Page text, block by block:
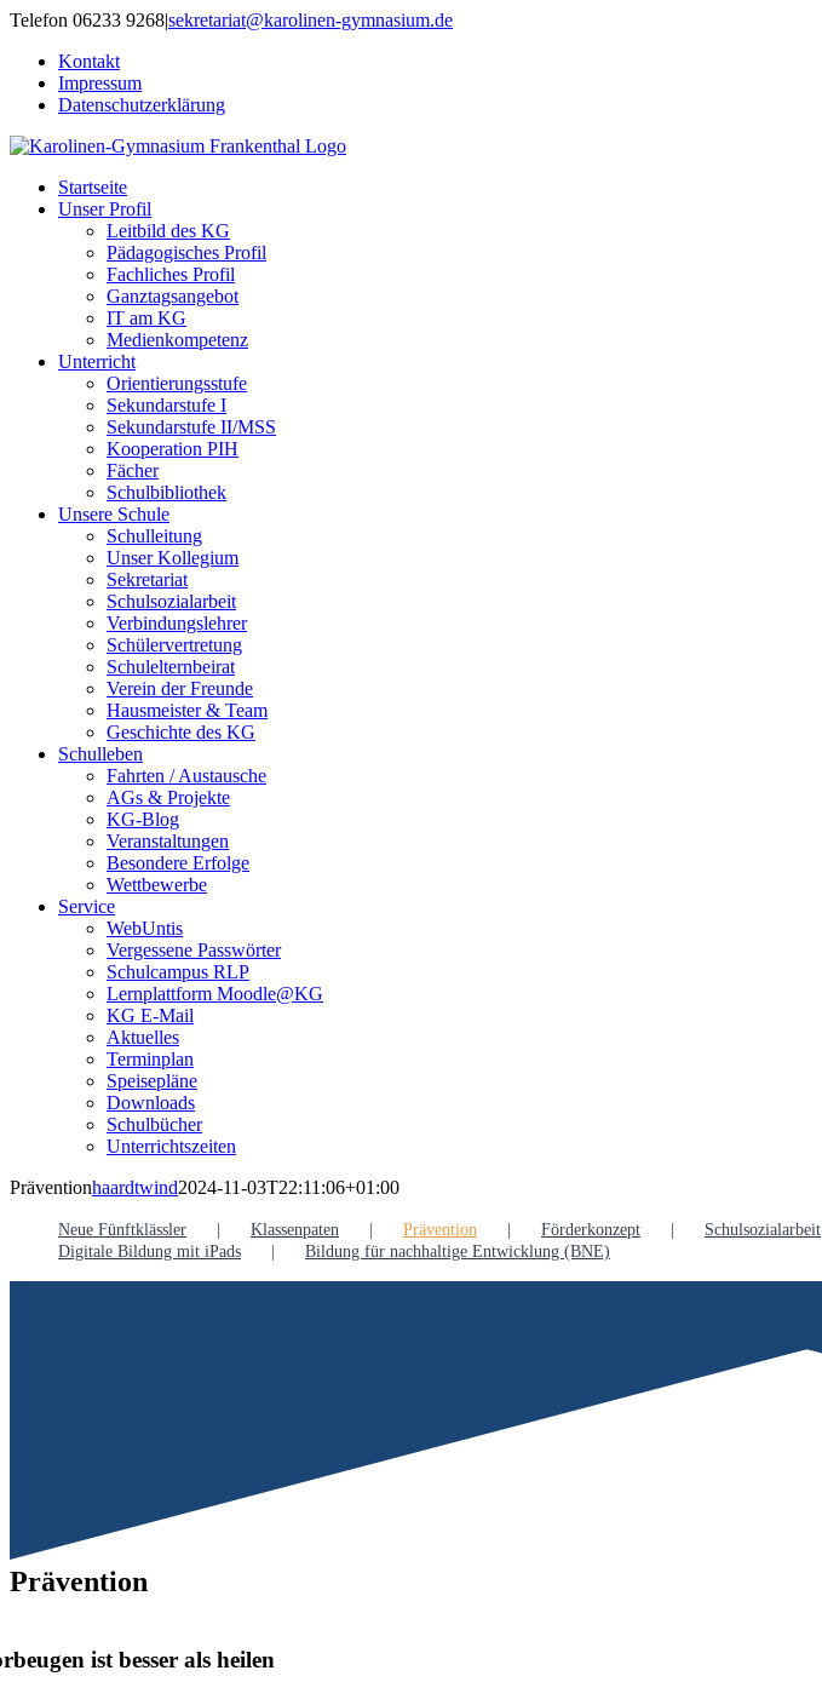
Zum
springen
Telefon 06233 9268|sekretariat@karolinen-gymnasium.de
Kontakt
Impressum
Datenschutzerklärung
Startseite
Unser Profil
Leitbild des KG
Pädagogisches Profil
Fachliches Profil
Ganztagsangebot
IT am KG
Medienkompetenz
Unterricht
Orientierungsstufe
Sekundarstufe I
Sekundarstufe II/MSS
Kooperation PIH
Fächer
Schulbibliothek
Unsere Schule
Schulleitung
Unser Kollegium
Sekretariat
Schulsozialarbeit
Verbindungslehrer
Schülervertretung
Schulelternbeirat
Verein der Freunde
Hausmeister & Team
Geschichte des KG
Schulleben
Fahrten / Austausche
AGs & Projekte
KG-Blog
Veranstaltungen
Besondere Erfolge
Wettbewerbe
Service
WebUntis
Vergessene Passwörter
Schulcampus RLP
Lernplattform Moodle@KG
KG E-Mail
Aktuelles
Terminplan
Speisepläne
Downloads
Schulbücher
Unterrichtszeiten
Präventionhaardtwind2024-11-03T22:11:06+01:00
Neue Fünftklässler Klassenpaten Prävention Förderkonzept Schulsozialarbeit
Digitale Bildung mit iPads
Bildung für nachhaltige Entwicklung (BNE)
Prävention
ist besser als heilen